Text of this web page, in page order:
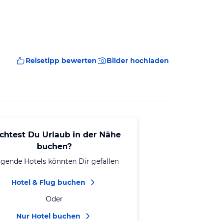
Reisetipp bewerten Bilder hochladen
Du Urlaub in der Nähe
buchen?
Hotels könnten Dir gefallen
Hotel & Flug buchen
Oder
Nur Hotel buchen